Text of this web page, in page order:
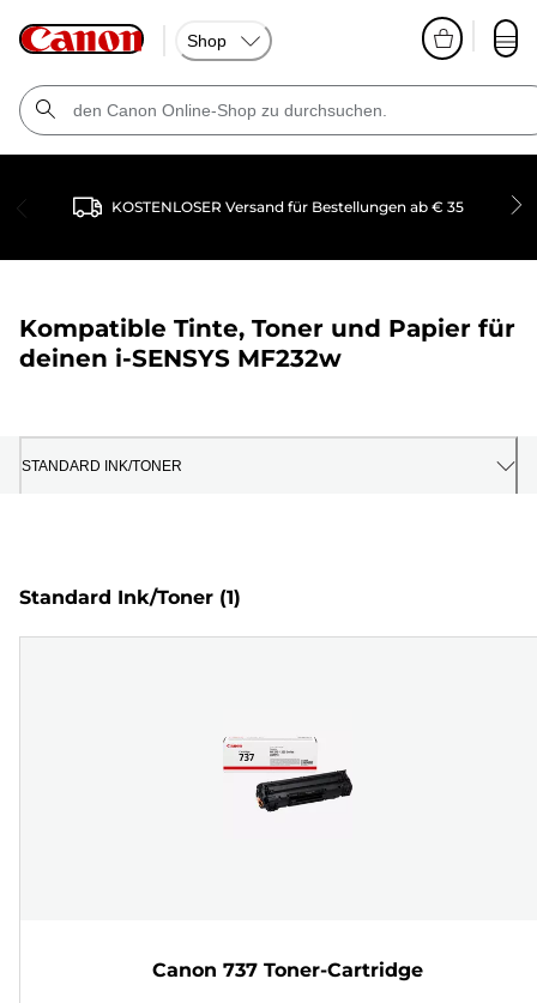
Shop
KOSTENLOSER Versand für Bestellungen ab € 35
Kompatible Tinte, Toner und Papier für
deinen i-SENSYS MF232w
STANDARD INK/TONER
Standard Ink/Toner (1)
Canon 737 Toner-Cartridge